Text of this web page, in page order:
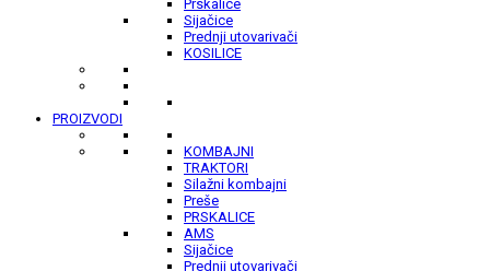
Prskalice
Sijačice
Prednji utovarivači
KOSILICE
PROIZVODI
KOMBAJNI
TRAKTORI
Silažni kombajni
Preše
PRSKALICE
AMS
Sijačice
Prednji utovarivači